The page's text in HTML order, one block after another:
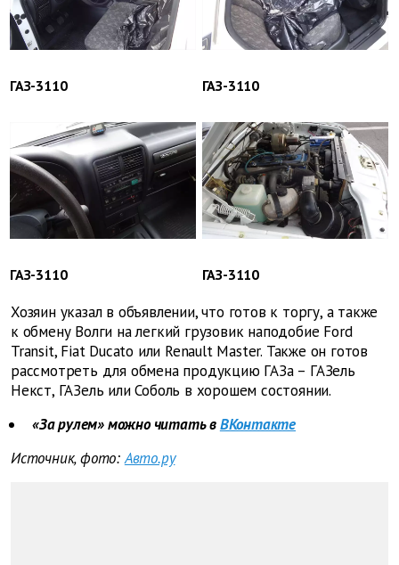
ГАЗ-3110 ГАЗ-3110
ГАЗ-3110 ГАЗ-3110
Хозяин указал в объявлении, что готов к торгу, а также
к обмену Волги на легкий грузовик наподобие Ford
Transit, Fiat Ducato или Renault Master. Также он готов
рассмотреть для обмена продукцию ГАЗа – ГАЗель
Некст, ГАЗель или Соболь в хорошем состоянии.
«За рулем» можно читать вВКонтакте
Источник, фото: Авто.ру